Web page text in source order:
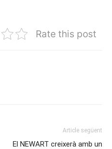
Rate this post
Article següent
El NEWART creixerà amb un